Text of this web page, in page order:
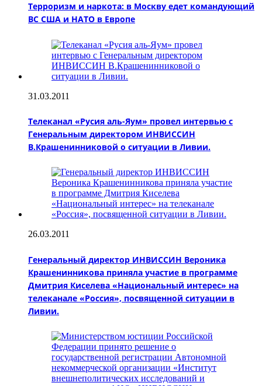
Терроризм и наркота: в Москву едет командующий
ВС США и НАТО в Европе
31.03.2011
Телеканал «Русия аль-Яум» провел интервью с
Генеральным директором ИНВИССИН
В.Крашенинниковой о ситуации в Ливии.
26.03.2011
Генеральный директор ИНВИССИН Вероника
Крашенинникова приняла участие в программе
Дмитрия Киселева «Национальный интерес» на
телеканале «Россия», посвященной ситуации в
Ливии.